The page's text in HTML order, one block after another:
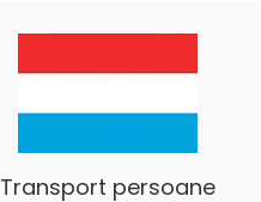
Transport persoane